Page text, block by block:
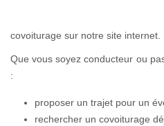
covoiturage sur notre site internet.
Que vous soyez conducteur ou
:
proposer un trajet pour un
rechercher un covoiturage